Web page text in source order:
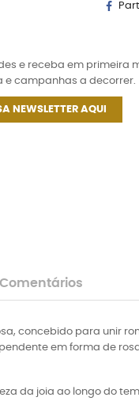
e receba em primeira
e campanhas a decorrer.
NEWSLETTER AQUI
Comentários
concebido para unir
em forma de
da joia ao longo do